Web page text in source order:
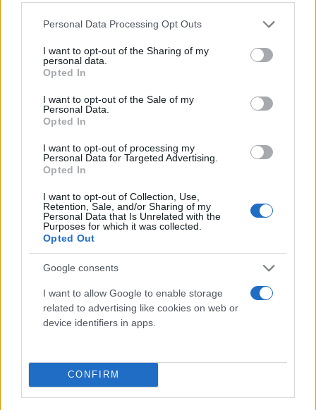
Please note that this website/app uses one or more Google
not limited to your visit or usage behaviour. You may click to
grant or deny consent to Google and its third-party tags to
use your data for below specified purposes in below Google
consent section.
Personal Data Processing Opt Outs
I want to opt-out of the Sharing of my
personal data.
Opted In
I want to opt-out of the Sale of my
Personal Data.
Opted In
I want to opt-out of processing my
Personal Data for Targeted Advertising.
Opted In
I want to opt-out of Collection, Use,
Retention, Sale, and/or Sharing of my
Personal Data that Is Unrelated with the
Purposes for which it was collected.
Opted Out
Google consents
I want to allow Google to enable storage
related to advertising like cookies on web or
device identifiers in apps.
CONFIRM
Την αναίρεση είχε ζητήσει και ο αντιεισαγγελέας
του Αρείου Πάγου, σύμφωνα με το σκεπτικό του
οποίου, η (αθωωτική) απόφαση περιέχει
«ενδοιαστικού χαρακτήρα αναφορές και αντιφάσεις
από τις οποίες δημιουργούνται ασάφειες και
λογικά κενά, οπότε λόγω ελλιπούς αιτιολογίας
Επίσης, όπως υπογραμμίζεται, το δικαστήριο «δεν